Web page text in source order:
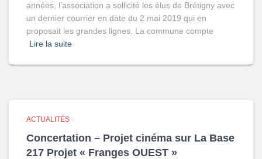
années, l’association a sollicité les élus de Brétigny avec
un dernier courrier en date du 2 mai 2019 qui en
proposait les grandes lignes. La commune compte
Lire la suite
ACTUALITÉS
Concertation – Projet cinéma sur La Base
217 Projet « Franges OUEST »